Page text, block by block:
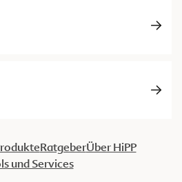
RatgeberÜber HiPP
und Services